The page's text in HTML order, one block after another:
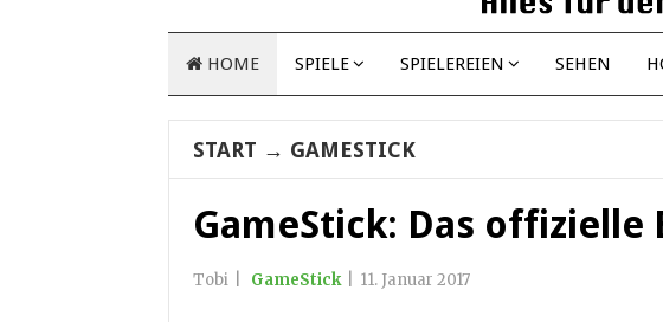
HOME SPIELE SPIELEREIEN SEHEN
START → GAMESTICK
GameStick: Das offizielle
Tobi GameStick 11. Januar 2017